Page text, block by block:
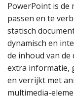
PowerPoint is de
passen en te
statisch
dynamisch en
de inhoud van
extra informatie,
en verrijkt met
multimedia-